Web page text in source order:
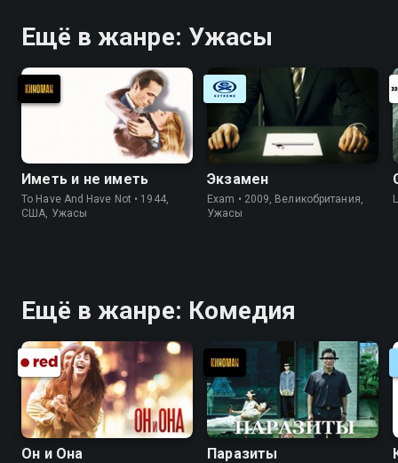
Ещё в жанре: Ужасы
Иметь и не иметь
To Have And Have Not • 1944,
США, Ужасы
Экзамен
Exam • 2009, Великобритания,
Ужасы
Ещё в жанре: Комедия
Он и Она Паразиты